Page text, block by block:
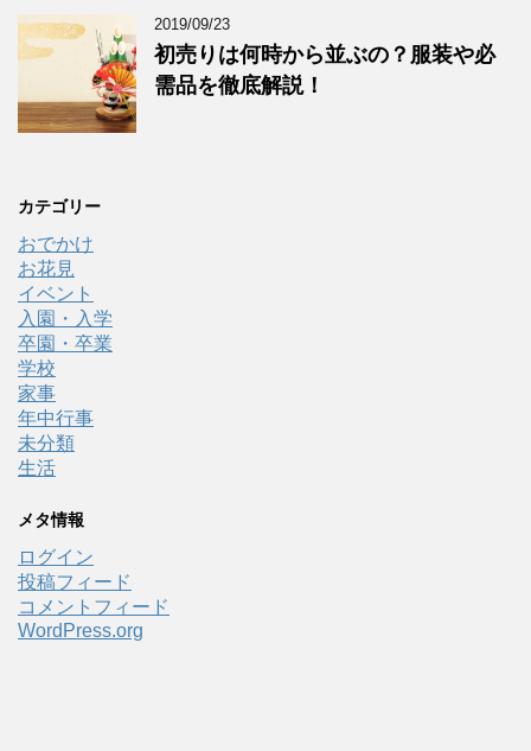
2019/09/23
初売りは何時から並ぶの？服装や必
需品を徹底解説！
カテゴリー
おでかけ
お花見
イベント
入園・入学
卒園・卒業
学校
家事
年中行事
未分類
生活
メタ情報
ログイン
投稿フィード
コメントフィード
WordPress.org